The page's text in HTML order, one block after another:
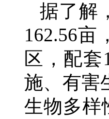
据了解
162.56亩
区，配
施、有害
生物多样